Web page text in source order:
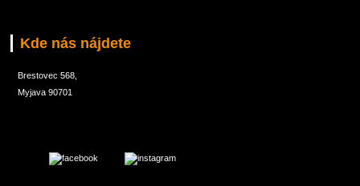
Kde nás nájdete
Brestovec 568,
Myjava 90701